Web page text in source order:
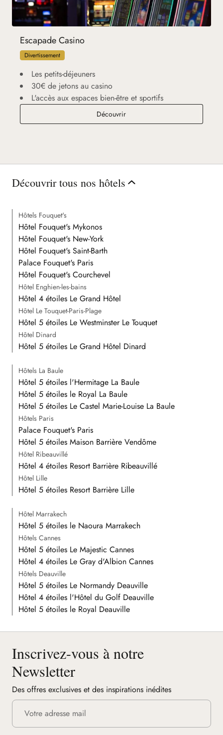
Escapade Casino
Divertissement
Les petits-déjeuners
30€ de jetons au casino
L'accès aux espaces bien-être et sportifs
DécouvrirEscapade Casino
Découvrir tous nos hôtels
Hôtels Fouquet's
Hôtel Fouquet's Mykonos
Hôtel Fouquet's New-York
Hôtel Fouquet's Saint-Barth
Palace Fouquet's Paris
Hôtel Fouquet's Courchevel
Hôtel Enghien-les-bains
Hôtel 4 étoiles Le Grand Hôtel
Hôtel Le Touquet-Paris-Plage
Hôtel 5 étoiles Le Westminster Le Touquet
Hôtel Dinard
Hôtel 5 étoiles Le Grand Hôtel Dinard
Hôtels La Baule
Hôtel 5 étoiles l'Hermitage La Baule
Hôtel 5 étoiles le Royal La Baule
Hôtel 5 étoiles Le Castel Marie-Louise La Baule
Hôtels Paris
Palace Fouquet's Paris
Hôtel 5 étoiles Maison Barrière Vendôme
Hôtel Ribeauvillé
Hôtel 4 étoiles Resort Barrière Ribeauvillé
Hôtel Lille
Hôtel 5 étoiles Resort Barrière Lille
Hôtel Marrakech
Hôtel 5 étoiles le Naoura Marrakech
Hôtels Cannes
Hôtel 5 étoiles Le Majestic Cannes
Hôtel 4 étoiles Le Gray d'Albion Cannes
Hôtels Deauville
Hôtel 5 étoiles Le Normandy Deauville
Hôtel 4 étoiles l'Hôtel du Golf Deauville
Hôtel 5 étoiles le Royal Deauville
Inscrivez-vous à notre
Newsletter
Des offres exclusives et des inspirations inédites